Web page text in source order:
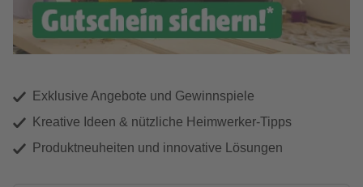
Exklusive Angebote und Gewinnspiele
Kreative Ideen & nützliche Heimwerker-Tipps
Produktneuheiten und innovative Lösungen